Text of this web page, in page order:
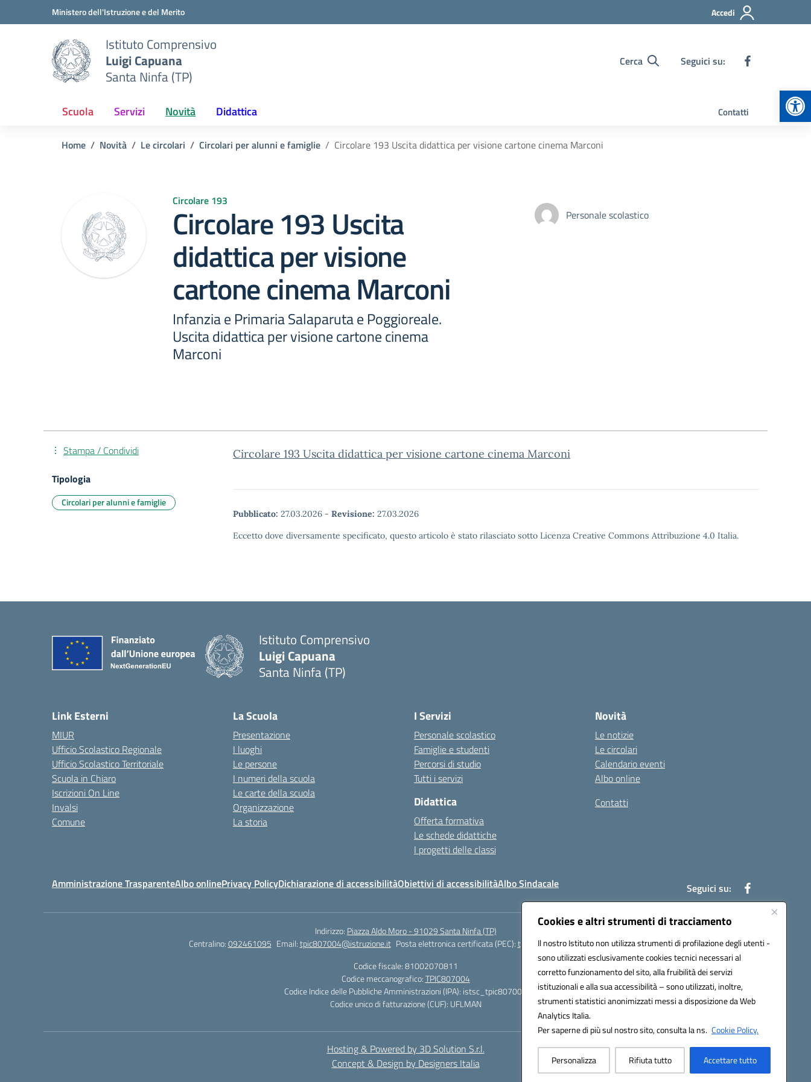
Cookies e altri strumenti di tracciamento
Il nostro Istituto non utilizza strumenti di profilazione degli utenti -
sono utilizzati esclusivamente cookies tecnici necessari al
corretto funzionamento del sito, alla fruibilità dei servizi
istituzionali e alla sua accessibilità – sono utilizzati, inoltre,
strumenti statistici anonimizzati messi a disposizione da Web
Analytics Italia.
Per saperne di più sul nostro sito, consulta la ns. Cookie Policy.
Personalizza Rifiuta tutto Accettare tutto
Vai ai contenuti
Vai al menu di navigazioneMinistero dell'Istruzione e del Merito Accedi
Istituto Comprensivo
Luigi Capuana
Santa Ninfa (TP)
Cerca Seguici su:
Scuola Servizi Novità Didattica Contatti
Home Novità Le circolari Circolari per alunni e famiglie Circolare 193 Uscita didattica per visione cartone cinema Marconi
Circolare 193
Circolare 193 Uscita
didattica per visione
cartone cinema Marconi
Infanzia e Primaria Salaparuta e Poggioreale.
Uscita didattica per visione cartone cinema
Marconi
Personale scolastico
Circolare 193 Uscita didattica per visione cartone cinema Marconi
Pubblicato: 27.03.2026 - Revisione: 27.03.2026
Eccetto dove diversamente specificato, questo articolo è stato rilasciato sotto Licenza Creative Commons Attribuzione 4.0 Italia.
Stampa / Condividi
Tipologia
Circolari per alunni e famiglie
Istituto Comprensivo
Luigi Capuana
Santa Ninfa (TP)
Link Esterni
MIUR
Ufficio Scolastico Regionale
Ufficio Scolastico Territoriale
Scuola in Chiaro
Iscrizioni On Line
Invalsi
Comune
La Scuola
Presentazione
I luoghi
Le persone
I numeri della scuola
Le carte della scuola
Organizzazione
La storia
I Servizi
Personale scolastico
Famiglie e studenti
Percorsi di studio
Tutti i servizi
Didattica
Offerta formativa
Le schede didattiche
I progetti delle classi
Novità
Le notizie
Le circolari
Calendario eventi
Albo online
Contatti
Amministrazione TrasparenteAlbo onlinePrivacy PolicyDichiarazione di accessibilitàObiettivi di accessibilitàAlbo Sindacale Seguici su:
Indirizzo: Piazza Aldo Moro - 91029 Santa Ninfa (TP)
Centralino:092461095 Email:tpic807004@istruzione.it Posta elettronica certificata (PEC):tpic807004@pec.istruzione.it
Codice fiscale: 81002070811
Codice meccanografico:TPIC807004
Codice Indice delle Pubbliche Amministrazioni (IPA): istsc_tpic807004
Codice unico di fatturazione (CUF): UFLMAN
Hosting & Powered by 3D Solution S.r.l.
Concept & Design by Designers Italia